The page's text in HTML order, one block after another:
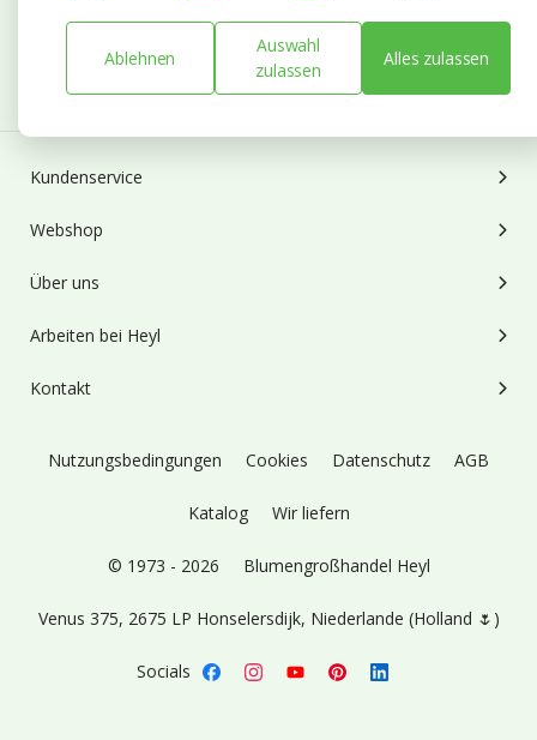
Abonnieren
Kundenservice
Webshop
Über uns
Arbeiten bei Heyl
Kontakt
Nutzungsbedingungen Cookies Datenschutz AGB
Katalog Wir liefern
© 1973 - 2026 Blumengroßhandel Heyl
Venus 375, 2675 LP Honselersdijk, Niederlande (Holland 🌷)
Socials
Ablehnen
Auswahl
zulassen
Alles zulassen